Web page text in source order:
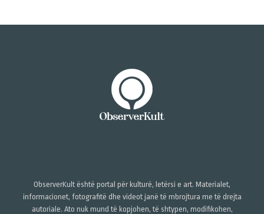
ObserverKult është portal për kulturë, letërsi e art. Materialet,
informacionet, fotografitë dhe videot janë të mbrojtura me të drejta
autoriale. Ato nuk mund të kopjohen, të shtypen, modifikohen,